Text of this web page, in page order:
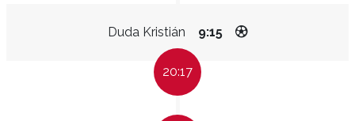
Duda Kristián 9:15
20:17